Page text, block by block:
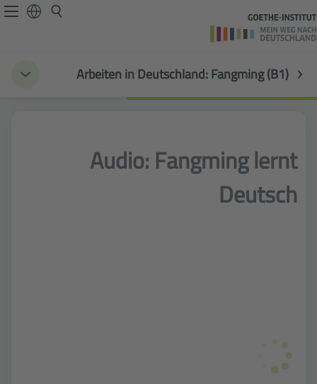
Arbeiten in Deutschland: Fangming (B1)
Audio: Fangming lernt
Deutsch